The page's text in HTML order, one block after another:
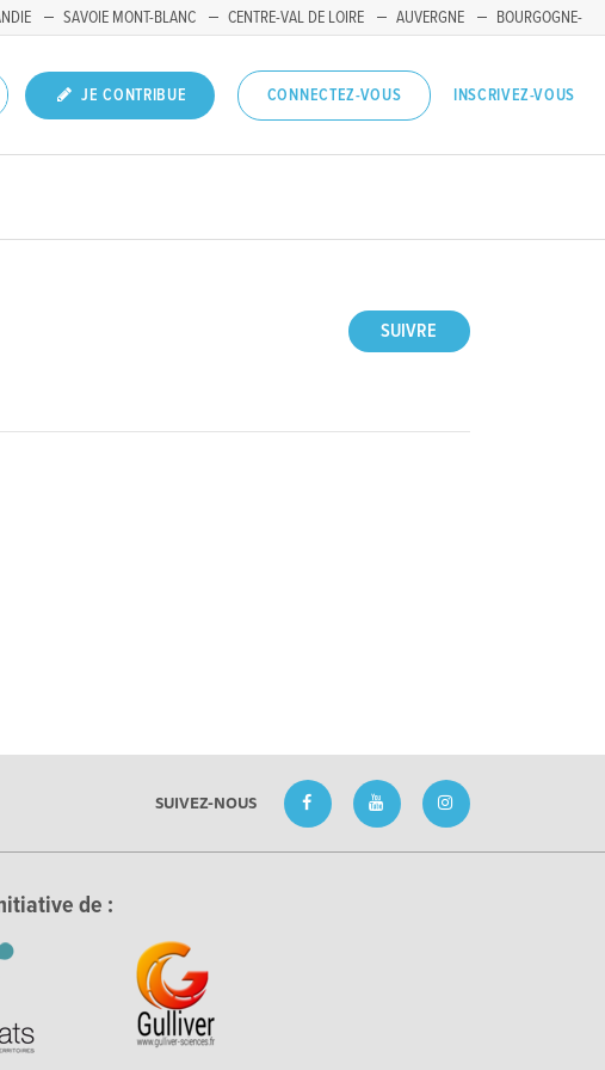
SAVOIE MONT-BLANC CENTRE-VAL DE LOIRE AUVERGNE
BOURGOGNE-
JE CONTRIBUE CONNECTEZ-VOUS INSCRIVEZ-VOUS
SUIVRE
SUIVEZ-NOUS
de :